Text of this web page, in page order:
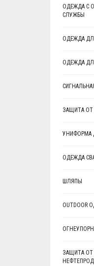
ОДЕЖДА С
СЛУЖБЫ
ОДЕЖДА
ОДЕЖДА
ЗАЩИТА ОТ
УНИФОРМА
ОДЕЖДА
ШЛЯПЫ
OUTDOOR
ЗАЩИТА ОТ